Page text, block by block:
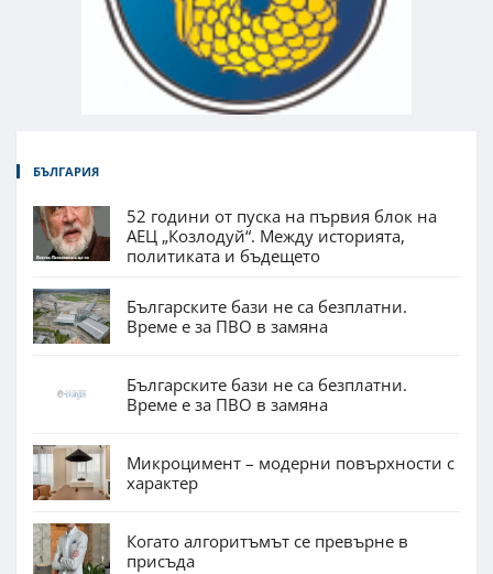
БЪЛГАРИЯ
52 години от пуска на първия блок на
АЕЦ „Козлодуй“. Между историята,
политиката и бъдещето
Българските бази не са безплатни.
Време е за ПВО в замяна
Българските бази не са безплатни.
Време е за ПВО в замяна
Микроцимент – модерни повърхности с
характер
Когато алгоритъмът се превърне в
присъда